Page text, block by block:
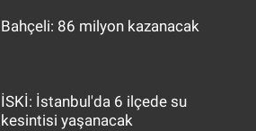
Bahçeli: 86 milyon kazanacak
İSKİ: İstanbul'da 6 ilçede su
kesintisi yaşanacak